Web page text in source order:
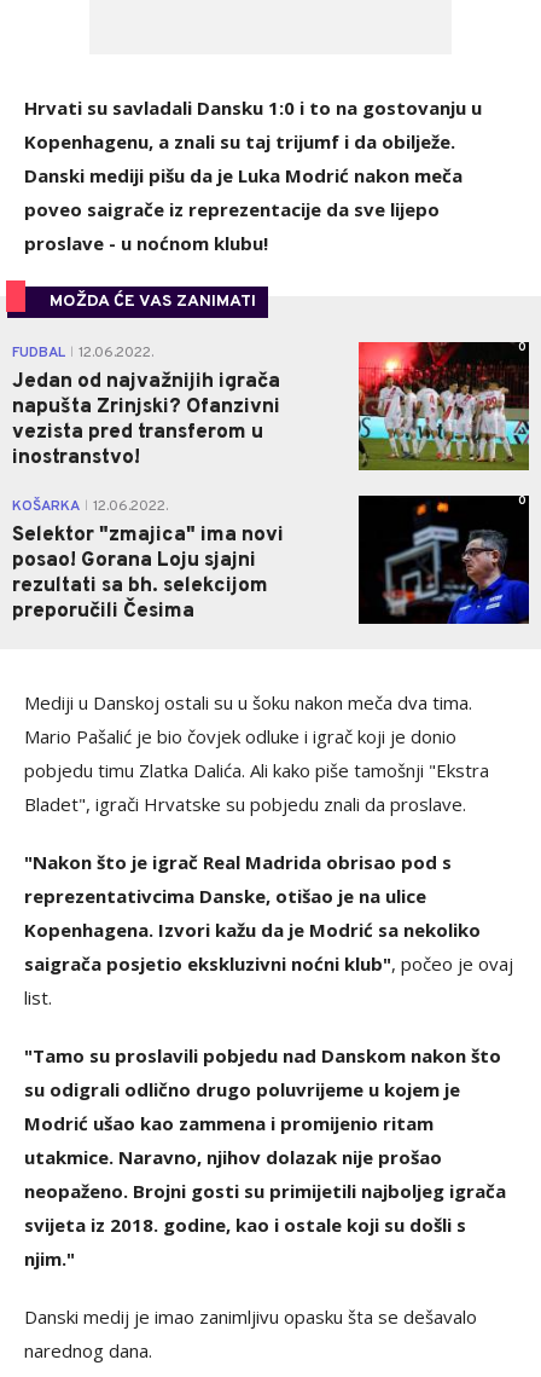
Hrvati su savladali Dansku 1:0 i to na gostovanju u
Kopenhagenu, a znali su taj trijumf i da obilježe.
Danski mediji pišu da je Luka Modrić nakon meča
poveo saigrače iz reprezentacije da sve lijepo
proslave - u noćnom klubu!
MOŽDA ĆE VAS ZANIMATI
FUDBAL 12.06.2022.
Jedan od najvažnijih igrača
napušta Zrinjski? Ofanzivni
vezista pred transferom u
inostranstvo!
0
KOŠARKA 12.06.2022.
Selektor "zmajica" ima novi
posao! Gorana Loju sjajni
rezultati sa bh. selekcijom
preporučili Česima
0
Mediji u Danskoj ostali su u šoku nakon meča dva tima.
Mario Pašalić je bio čovjek odluke i igrač koji je donio
pobjedu timu Zlatka Dalića. Ali kako piše tamošnji "Ekstra
Bladet", igrači Hrvatske su pobjedu znali da proslave.
"Nakon što je igrač Real Madrida obrisao pod s
reprezentativcima Danske, otišao je na ulice
Kopenhagena. Izvori kažu da je Modrić sa nekoliko
saigrača posjetio ekskluzivni noćni klub", počeo je ovaj
list.
"Tamo su proslavili pobjedu nad Danskom nakon što
su odigrali odlično drugo poluvrijeme u kojem je
Modrić ušao kao zammena i promijenio ritam
utakmice. Naravno, njihov dolazak nije prošao
neopaženo. Brojni gosti su primijetili najboljeg igrača
svijeta iz 2018. godine, kao i ostale koji su došli s
njim."
Danski medij je imao zanimljivu opasku šta se dešavalo
narednog dana.